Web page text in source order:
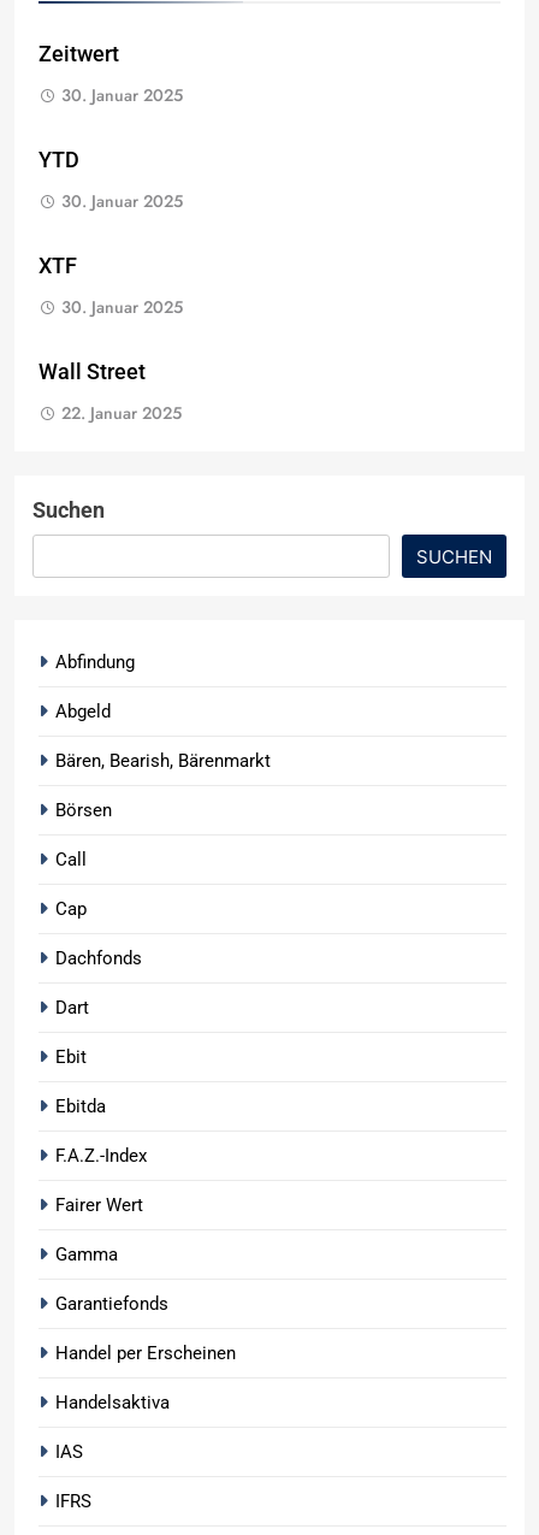
Zeitwert
30. Januar 2025
YTD
30. Januar 2025
XTF
30. Januar 2025
Wall Street
22. Januar 2025
Suchen
SUCHEN
Abfindung
Abgeld
Bären, Bearish, Bärenmarkt
Börsen
Call
Cap
Dachfonds
Dart
Ebit
Ebitda
F.A.Z.-Index
Fairer Wert
Gamma
Garantiefonds
Handel per Erscheinen
Handelsaktiva
IAS
IFRS